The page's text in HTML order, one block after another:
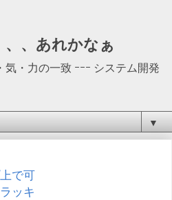
、あれかなぁ
力の一致 ｰｰｰ システム開発
▼
で可
ッキ